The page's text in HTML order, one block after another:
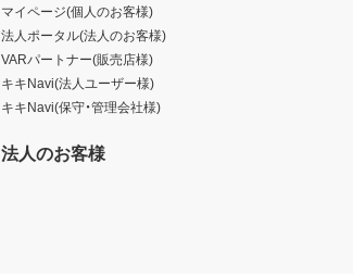
マイページ(個人のお客様)
法人ポータル(法人のお客様)
VARパートナー(販売店様)
キキNavi(法人ユーザー様)
キキNavi(保守・管理会社様)
法人のお客様